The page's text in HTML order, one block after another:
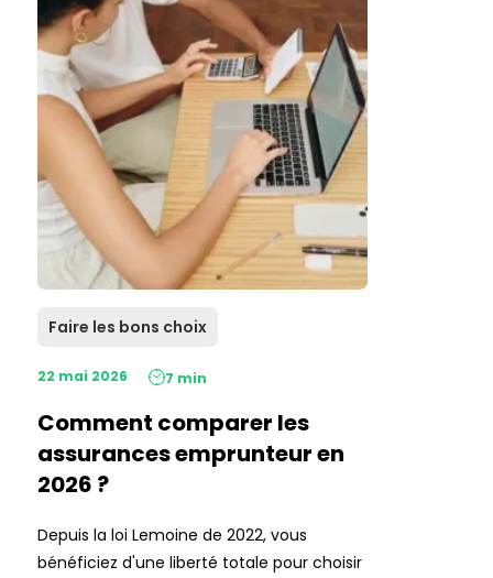
Faire les bons choix
22 mai 2026 7 min
Comment comparer les
assurances emprunteur en
2026 ?
Depuis la loi Lemoine de 2022, vous
bénéficiez d'une liberté totale pour choisir